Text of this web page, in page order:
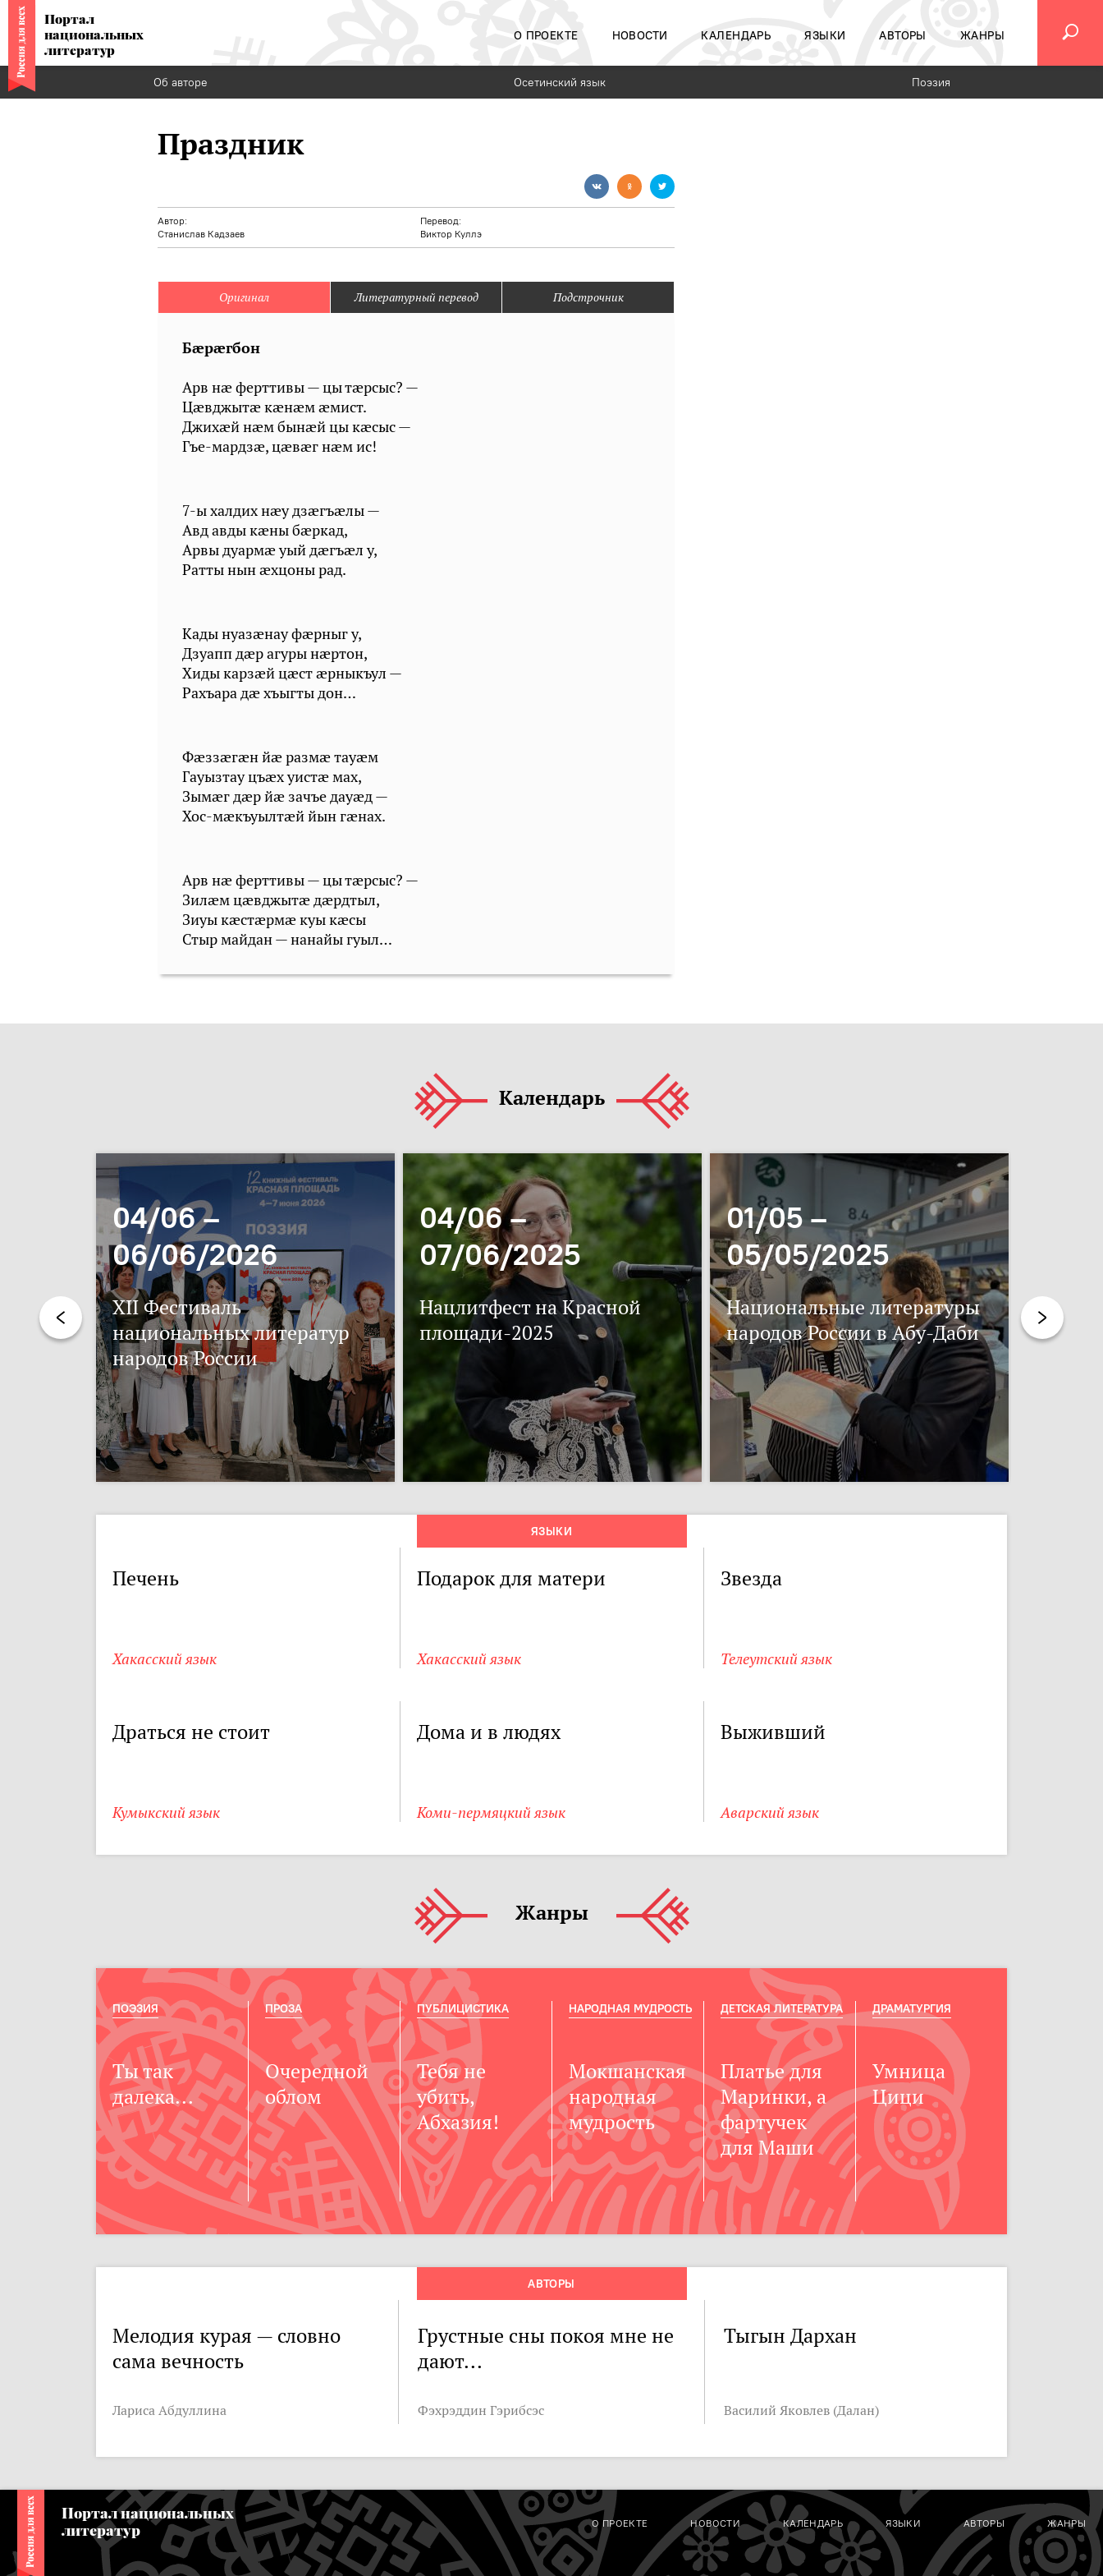
Портал
национальных
литератур
О ПРОЕКТЕ НОВОСТИ КАЛЕНДАРЬ ЯЗЫКИ АВТОРЫ ЖАНРЫ
Об авторе Осетинский язык Поэзия
Праздник
Автор:
Станислав Кадзаев
Перевод:
Виктор Куллэ
Оригинал Литературный перевод Подстрочник
Бæрæгбон
Арв нæ ферттивы — цы тæрсыс? —
Цæвджытæ кæнæм æмист.
Джихæй нæм бынæй цы кæсыс —
Гъе-мардзæ, цæвæг нæм ис!
7-ы халдих нæу дзæгъæлы —
Авд авды кæны бæркад,
Арвы дуармæ уый дæгъæл у,
Ратты нын æхцоны рад.
Кады нуазæнау фæрныг у,
Дзуапп дæр агуры нæртон,
Хиды карзæй цæст æрныкъул —
Рахъара дæ хъыгты дон…
Фæззæгæн йæ размæ тауæм
Гауызтау цъæх уистæ мах,
Зымæг дæр йæ зачъе дауæд —
Хос-мæкъуылтæй йын гæнах.
Арв нæ ферттивы — цы тæрсыс? —
Зилæм цæвджытæ дæрдтыл,
Зиуы кæстæрмæ куы кæсы
Стыр майдан — нанайы гуыл…
Календарь
04/06 –
06/06/2026
XII Фестиваль
национальных литератур
народов России
04/06 –
07/06/2025
Нацлитфест на Красной
площади-2025
01/05 –
05/05/2025
Национальные литературы
народов России в Абу-Даби
ЯЗЫКИ
Печень
Хакасский язык
Подарок для матери
Хакасский язык
Звезда
Телеутский язык
Драться не стоит
Кумыкский язык
Дома и в людях
Коми-пермяцкий язык
Выживший
Аварский язык
Жанры
Ты так
далека...
ПОЭЗИЯ
Очередной
облом
ПРОЗА
Тебя не
убить,
Абхазия!
ПУБЛИЦИСТИКА
Мокшанская
народная
мудрость
НАРОДНАЯ МУДРОСТЬ
Платье для
Маринки, а
фартучек
для Маши
ДЕТСКАЯ ЛИТЕРАТУРА
Умница
Цици
ДРАМАТУРГИЯ
АВТОРЫ
Мелодия курая — словно
сама вечность
Лариса Абдуллина
Грустные сны покоя мне не
дают...
Фэхрэддин Гэрибсэс
Тыгын Дархан
Василий Яковлев (Далан)
Портал национальных
литератур
О ПРОЕКТЕ НОВОСТИ КАЛЕНДАРЬ ЯЗЫКИ АВТОРЫ ЖАНРЫ